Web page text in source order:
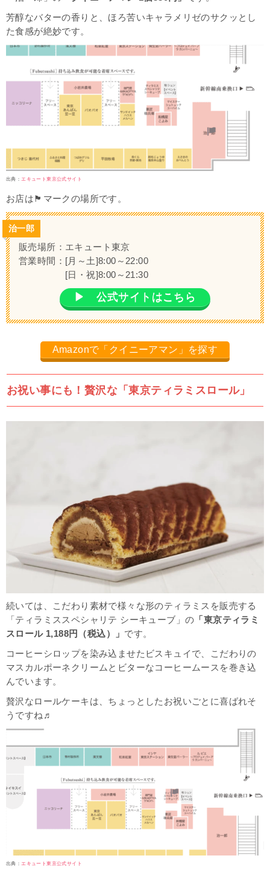
芳醇なバターの香りと、ほろ苦いキャラメリゼのサクッとし
た食感が絶妙です。
出典：エキュート東京公式サイト
お店は🏴マークの場所です。
治一郎
販売場所：エキュート東京
営業時間：[月～土]8:00～22:00
[日・祝]8:00～21:30
▶ 公式サイトはこちら
Amazonで「クイニーアマン」を探す
お祝い事にも！贅沢な「東京ティラミスロール」
続いては、こだわり素材で様々な形のティラミスを販売する
「 ティラミススペシャリテ シーキューブ 」の 「東京ティラミ
スロール 1,188円（税込）」 です。
コーヒーシロップを染み込ませたビスキュイで、こだわりの
マスカルポーネクリームとビターなコーヒームースを巻き込
んでいます。
贅沢なロールケーキは、ちょっとしたお祝いごとに喜ばれそ
うですね♬
出典： エキュート東京公式サイト